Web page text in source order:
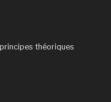
théoriques